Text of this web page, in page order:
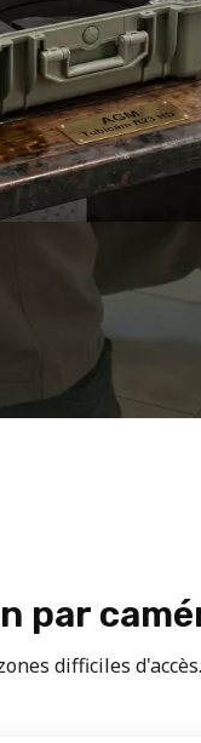
par
difficiles d'accès.